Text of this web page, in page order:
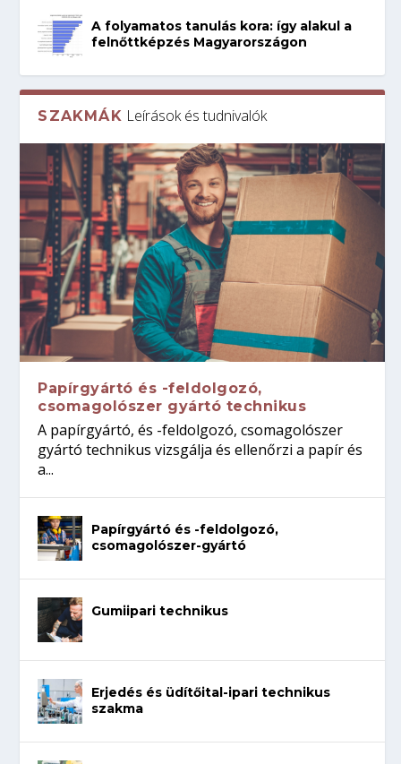
A folyamatos tanulás kora: így alakul a
felnőttképzés Magyarországon
SZAKMÁK Leírások és tudnivalók
Papírgyártó és -feldolgozó,
csomagolószer gyártó technikus
A papírgyártó, és -feldolgozó, csomagolószer
gyártó technikus vizsgálja és ellenőrzi a papír és
a...
Papírgyártó és -feldolgozó,
csomagolószer-gyártó
Gumiipari technikus
Erjedés és üdítőital-ipari technikus
szakma